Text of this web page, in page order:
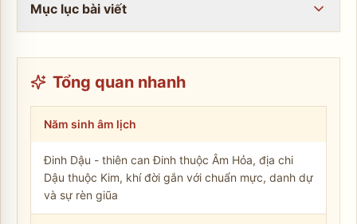
Mục lục bài viết
Tổng quan nhanh
Năm sinh âm lịch
Đinh Dậu - thiên can Đinh thuộc Âm Hỏa, địa chi
Dậu thuộc Kim, khí đời gắn với chuẩn mực, danh dự
và sự rèn giũa